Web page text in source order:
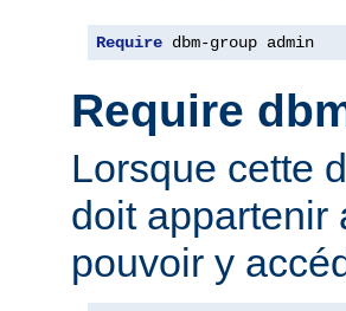
Require dbm-group admin
Require
Lorsque cette
doit appartenir
pouvoir y